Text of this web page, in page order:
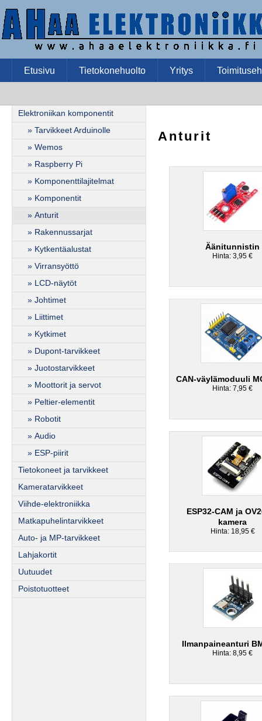
Etusivu Tietokonehuolto Yritys
Elektroniikan komponentit
» Tarvikkeet Arduinolle
» Wemos
» Raspberry Pi
» Komponenttilajitelmat
» Komponentit
» Anturit
» Rakennussarjat
» Kytkentäalustat
» Virransyöttö
» LCD-näytöt
» Johtimet
» Liittimet
» Kytkimet
» Dupont-tarvikkeet
» Juotostarvikkeet
» Moottorit ja servot
» Peltier-elementit
» Robotit
» Audio
» ESP-piirit
Tietokoneet ja tarvikkeet
Kameratarvikkeet
Viihde-elektroniikka
Matkapuhelintarvikkeet
Auto- ja MP-tarvikkeet
Lahjakortit
Uutuudet
Poistotuotteet
Anturit
Äänitunnistin
Hinta: 3,95 €
CAN-väylämoduuli
Hinta: 7,95 €
ESP32-CAM ja
kamera
Hinta: 18,95 €
Ilmanpaineanturi
Hinta: 8,95 €